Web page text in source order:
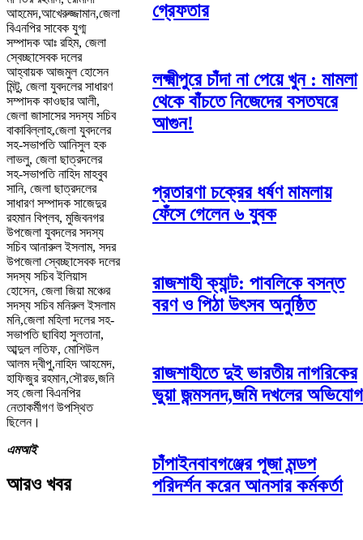
আহমেদ,আখেরুজ্জামান,জেলা
বিএনপির সাবেক যুগ্ম
সম্পাদক আঃ রহিম, জেলা
স্বেচ্ছাসেবক দলের
আহ্বায়ক আজমুল হোসেন
মিন্টু, জেলা যুবদলের সাধারণ
সম্পাদক কাওছার আলী,
জেলা জাসাসের সদস্য সচিব
বাকাবিল্লাহ,জেলা যুবদলের
সহ-সভাপতি আনিসুল হক
লাভলু, জেলা ছাত্রদলের
সহ-সভাপতি নাহিদ মাহবুব
সানি, জেলা ছাত্রদলের
সাধারণ সম্পাদক সাজেদুর
রহমান বিপ্লব, মুজিবনগর
উপজেলা যুবদলের সদস্য
সচিব আনারুল ইসলাম, সদর
উপজেলা স্বেচ্ছাসেবক দলের
সদস্য সচিব ইলিয়াস
হোসেন, জেলা জিয়া মঞ্চের
সদস্য সচিব মনিরুল ইসলাম
মনি,জেলা মহিলা দলের সহ-
সভাপতি ছাবিহা সুলতানা,
আব্দুল লতিফ, মোশিউল
আলম দ্বীপু,নাহিদ আহমেদ,
হাফিজুর রহমান,সৌরভ,জনি
সহ জেলা বিএনপির
নেতাকর্মীগণ উপস্থিত
ছিলেন।
এমআই
আরও খবর
গ্রেফতার
লক্ষ্মীপুরে চাঁদা না পেয়ে খুন : মামলা
থেকে বাঁচতে নিজেদের বসতঘরে
আগুন!
প্রতারণা চক্রের ধর্ষণ মামলায়
ফেঁসে গেলেন ৬ যুবক
রাজশাহী ক্যান্ট: পাবলিকে বসন্ত
বরণ ও পিঠা উৎসব অনুষ্ঠিত
রাজশাহীতে দুই ভারতীয় নাগরিকের
ভুয়া জন্মসনদ,জমি দখলের অভিযোগ
চাঁপাইনবাবগঞ্জের পূজা মন্ডপ
পরিদর্শন করেন আনসার কর্মকর্তা